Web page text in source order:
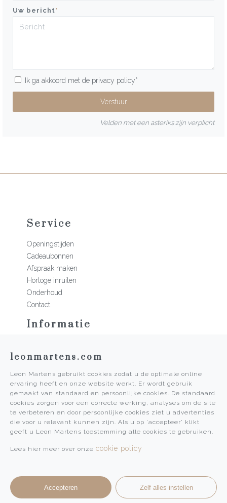
Uw bericht*
Ik ga akkoord met de privacy policy*
Velden met een asteriks zijn verplicht
Service
Openingstijden
Cadeaubonnen
Afspraak maken
Horloge inruilen
Onderhoud
Contact
Informatie
Historie
Algemene voorwaarden
Privacy Policy
Pers
Leon Martens
Leon Martens Juwelier
leonmartens.com
Leon Martens gebruikt cookies zodat u de optimale online
ervaring heeft en onze website werkt. Er wordt gebruik
gemaakt van standaard en persoonlijke cookies. De standaard
cookies zorgen voor een correcte werking, analyses om de site
te verbeteren en door persoonlijke cookies ziet u advertenties
die voor u relevant kunnen zijn. Als u op 'accepteer' klikt
geeft u Leon Martens toestemming alle cookies te gebruiken.
Lees hier meer over onze cookie policy
Accepteren Zelf alles instellen